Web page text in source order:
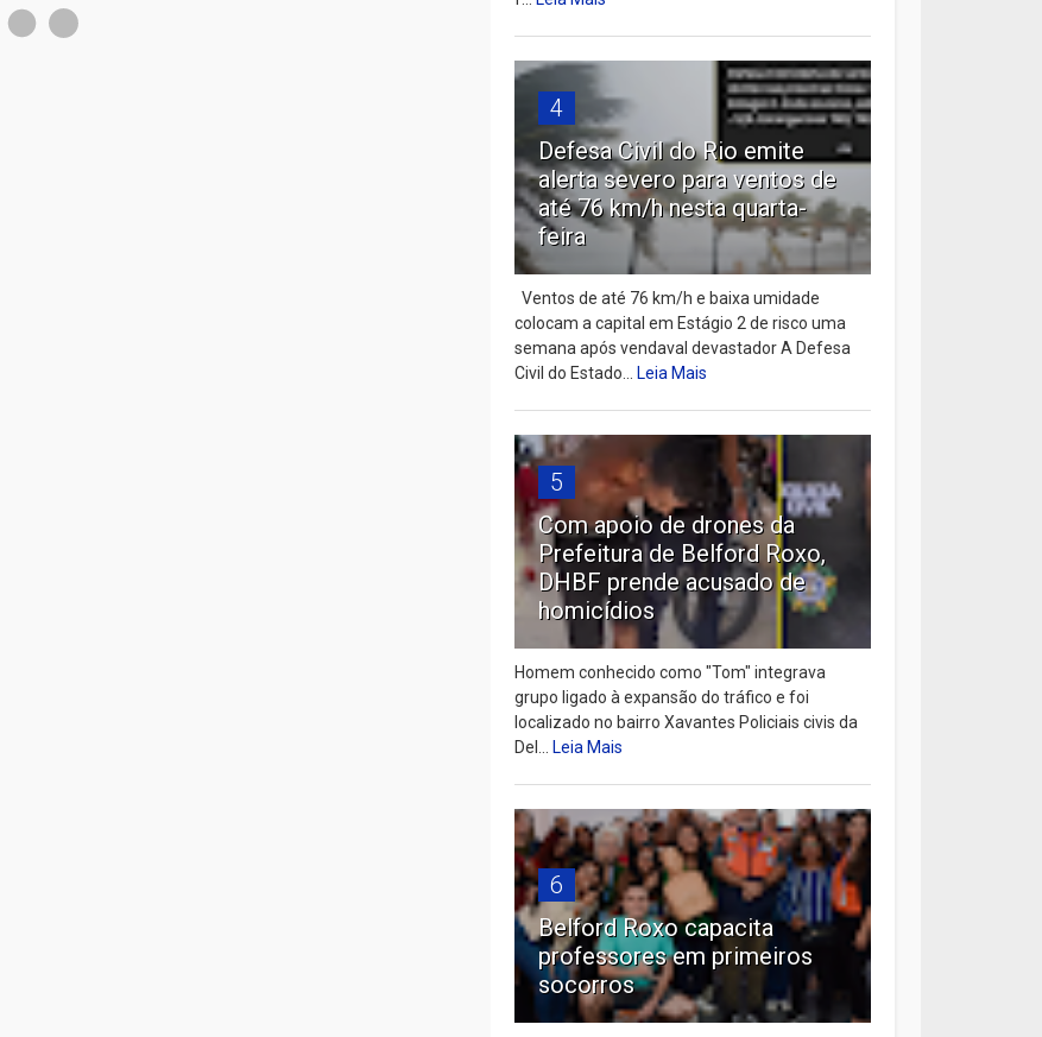
4
Defesa Civil do Rio emite
alerta severo para ventos de
até 76 km/h nesta quarta-
feira
Ventos de até 76 km/h e baixa umidade
colocam a capital em Estágio 2 de risco uma
semana após vendaval devastador A Defesa
Civil do Estado...Leia Mais
5
Com apoio de drones da
Prefeitura de Belford Roxo,
DHBF prende acusado de
homicídios
Homem conhecido como "Tom" integrava
grupo ligado à expansão do tráfico e foi
localizado no bairro Xavantes Policiais civis da
Del...Leia Mais
6
Belford Roxo capacita
professores em primeiros
socorros